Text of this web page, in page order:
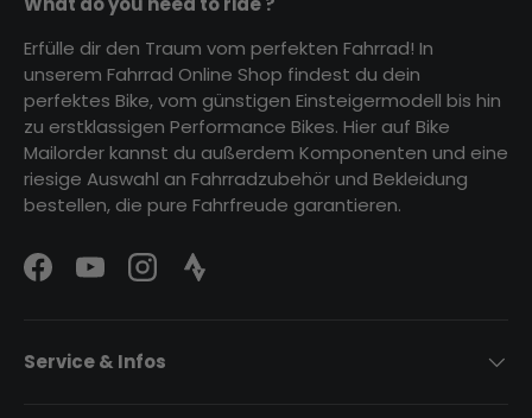
Erfülle dir den Traum vom perfekten Fahrrad! In
unserem Fahrrad Online Shop findest du dein
perfektes Bike, vom günstigen Einsteigermodell bis hin
zu erstklassigen Performance Bikes. Hier auf Bike
Mailorder kannst du außerdem Komponenten und eine
riesige Auswahl an Fahrradzubehör und Bekleidung
bestellen, die pure Fahrfreude garantieren.
FacebookYouTubeInstagramStrava Logo
Service & Infos